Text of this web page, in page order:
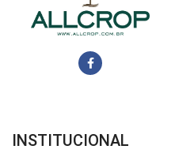
INSTITUCIONAL